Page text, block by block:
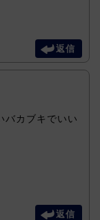
返信
バカブキでいい
返信